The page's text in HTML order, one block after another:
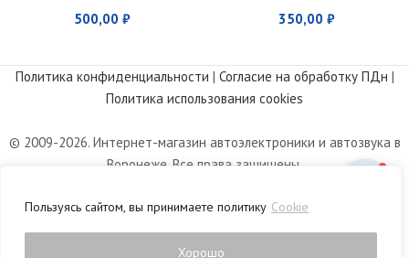
Пользуясь сайтом, вы принимаете политику Cookie
Хорошо
500,00 ₽ 350,00 ₽
Политика конфиденциальности | Согласие на обработку ПДн |
Политика использования cookies
© 2009-2026. Интернет-магазин автоэлектроники и автозвука в
Воронеже. Все права защищены.
характер и не является публичной офертой, определяемой
положениями статьи 437 Гражданского кодекса РФ.